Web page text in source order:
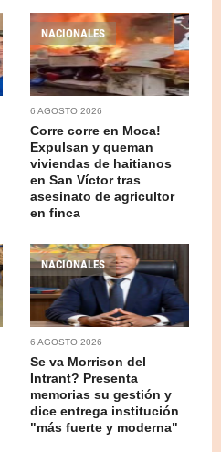
NACIONALES
6 AGOSTO 2026
Corre corre en Moca!
Expulsan y queman
viviendas de haitianos
en San Víctor tras
asesinato de agricultor
en finca
NACIONALES
6 AGOSTO 2026
Se va Morrison del
Intrant? Presenta
memorias su gestión y
dice entrega institución
"más fuerte y moderna"